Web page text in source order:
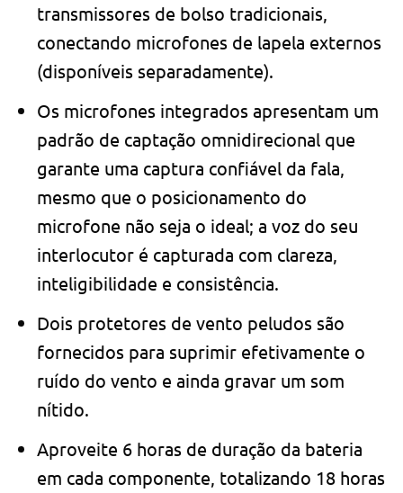
transmissores de bolso tradicionais,
conectando microfones de lapela externos
(disponíveis separadamente).
Os microfones integrados apresentam um
padrão de captação omnidirecional que
garante uma captura confiável da fala,
mesmo que o posicionamento do
microfone não seja o ideal; a voz do seu
interlocutor é capturada com clareza,
inteligibilidade e consistência.
Dois protetores de vento peludos são
fornecidos para suprimir efetivamente o
ruído do vento e ainda gravar um som
nítido.
Aproveite 6 horas de duração da bateria
em cada componente, totalizando 18 horas